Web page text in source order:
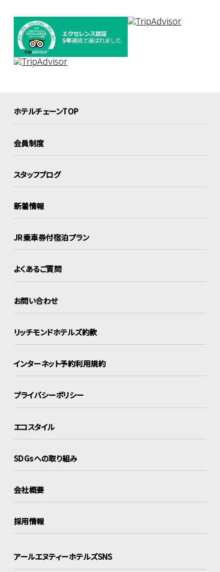
ホテルチェーンTOP
会員制度
スタッフブログ
新着情報
JR乗車券付宿泊プラン
よくあるご質問
お問い合わせ
リッチモンドホテルズ約款
インターネット予約利用規約
プライバシーポリシー
エコスタイル
SDGsへの取り組み
会社概要
採用情報
アールエヌティーホテルズSNS